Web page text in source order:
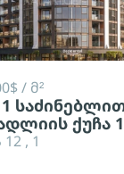
/ მ²
ქუჩა
, 1